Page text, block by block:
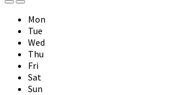
Previous
Month
Next
Month
Mon
Tue
Wed
Thu
Fri
Sat
Sun